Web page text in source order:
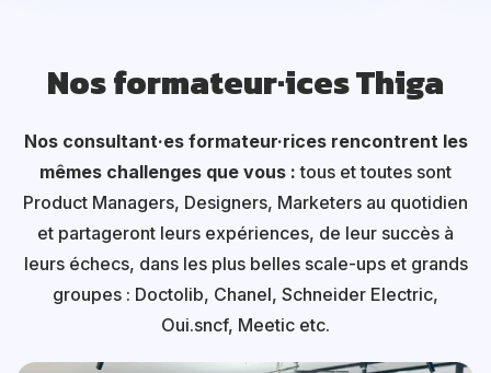
Nos formateur·ices Thiga
Nos consultant·es formateur·rices rencontrent les
mêmes challenges que vous : tous et toutes sont
Product Managers, Designers, Marketers au quotidien
et partageront leurs expériences, de leur succès à
leurs échecs, dans les plus belles scale-ups et grands
groupes : Doctolib, Chanel, Schneider Electric,
Oui.sncf, Meetic etc.